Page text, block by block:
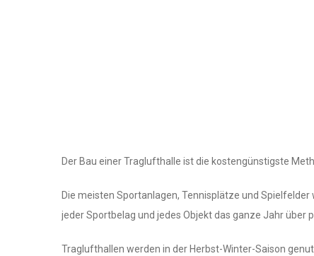
Der Bau einer Traglufthalle ist die kostengünstigste
Die meisten Sportanlagen, Tennisplätze und
jeder Sportbelag und jedes Objekt das ganze Jahr über
Traglufthallen werden in der Herbst-Winter-Saison